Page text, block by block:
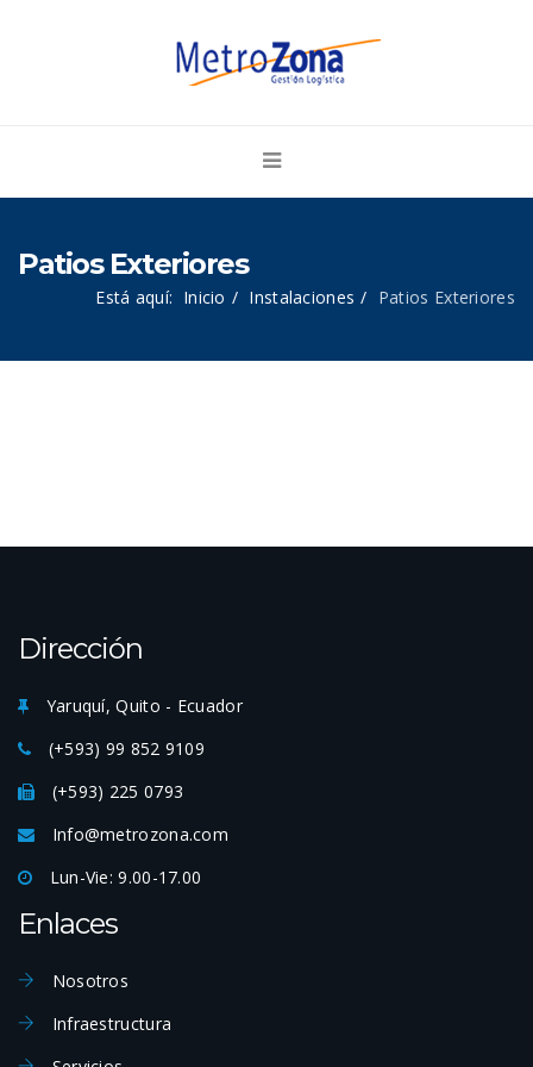
Patios Exteriores
Está aquí: Inicio Instalaciones Patios Exteriores
Dirección
Yaruquí, Quito - Ecuador
(+593) 99 852 9109
(+593) 225 0793
Info@metrozona.com
Lun-Vie: 9.00-17.00
Enlaces
Nosotros
Infraestructura